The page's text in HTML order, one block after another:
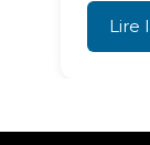
Lire